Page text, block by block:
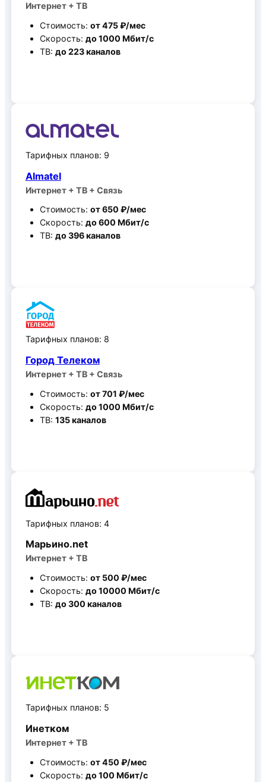
Интернет + ТВ
Стоимость: от 475 ₽/мес
Скорость: до 1000 Мбит/c
ТВ: до 223 каналов
Тарифных планов: 9
Almatel
Интернет + ТВ + Связь
Стоимость: от 650 ₽/мес
Скорость: до 600 Мбит/c
ТВ: до 396 каналов
Тарифных планов: 8
Город Телеком
Интернет + ТВ + Связь
Стоимость: от 701 ₽/мес
Скорость: до 1000 Мбит/c
ТВ: 135 каналов
Тарифных планов: 4
Марьино.net
Интернет + ТВ
Стоимость: от 500 ₽/мес
Скорость: до 10000 Мбит/c
ТВ: до 300 каналов
Тарифных планов: 5
Инетком
Интернет + ТВ
Стоимость: от 450 ₽/мес
Скорость: до 100 Мбит/c